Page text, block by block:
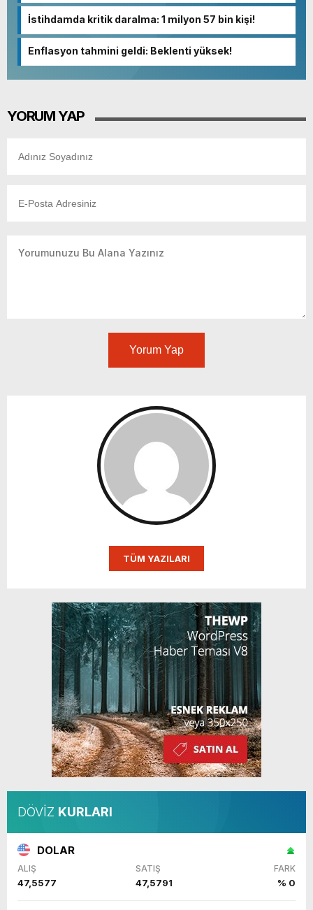
İstihdamda kritik daralma: 1 milyon 57 bin kişi!
Enflasyon tahmini geldi: Beklenti yüksek!
YORUM YAP
Yorum Yap
TÜM YAZILARI
DÖVİZ KURLARI
DOLAR
ALIŞ SATIŞ FARK
47,5577 47,5791 % 0